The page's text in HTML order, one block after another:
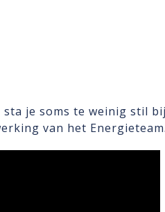
je soms te weinig stil
van het Energieteam.